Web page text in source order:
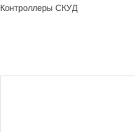
Контроллеры СКУД